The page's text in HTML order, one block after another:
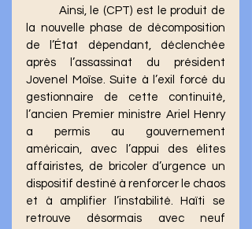
la nouvelle phase de décomposition
de l’État dépendant, déclenchée
après l’assassinat du président
Jovenel Moïse. Suite à l’exil forcé du
gestionnaire de cette continuité,
l’ancien Premier ministre Ariel Henry
a permis au gouvernement
américain, avec l’appui des élites
affairistes, de bricoler d’urgence un
dispositif destiné à renforcer le chaos
et à amplifier l’instabilité. Haïti se
retrouve désormais avec neuf